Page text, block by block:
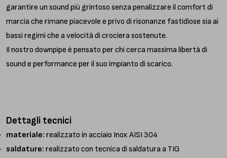
garantire un sound più grintoso senza penalizzare il comfort di
marcia che rimane piacevole e privo di risonanze fastidiose sia ai
bassi regimi che a velocità di crociera sostenute.
Il nostro downpipe è pensato per chi cerca massima libertà di
sound e performance per il suo impianto di scarico.
Dettagli tecnici
materiale: realizzato in acciaio Inox AISI 304
saldature: realizzato con tecnica di saldatura a TIG